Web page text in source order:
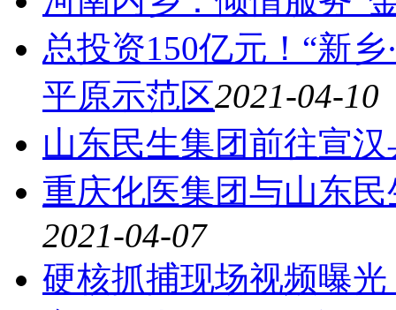
总投资150亿元！“新
平原示范区2021-04-10
山东民生集团前往宣
重庆化医集团与山东
2021-04-07
硬核抓捕现场视频曝